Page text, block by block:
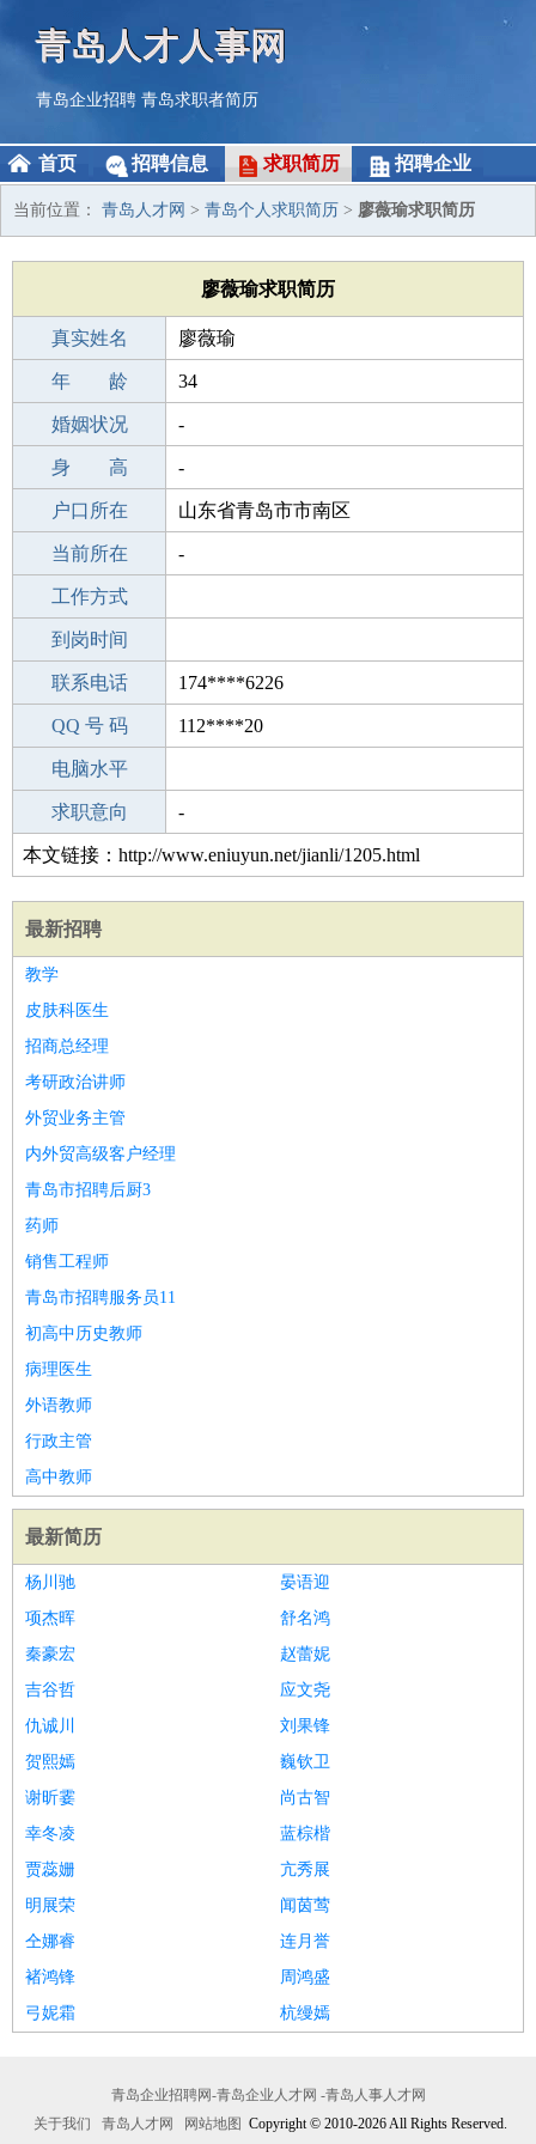
青岛人才人事网
青岛企业招聘 青岛求职者简历
首页 招聘信息 求职简历 招聘企业
当前位置： 青岛人才网 > 青岛个人求职简历 > 廖薇瑜求职简历
廖薇瑜求职简历
真实姓名 廖薇瑜
性 别 女
年 龄 34
出生年月 1992-06-19
婚姻状况 -
学 历 成人教育
身 高 -
毕业学校 泉州海丝教育
户口所在 山东省青岛市市南区
所学专业 -
当前所在 -
工作经验
工作方式
驾 照
到岗时间
期望月薪
联系电话 174****6226
手机号码 174****6226
QQ 号 码 112****20
微信号码
电脑水平
外语水平
求职意向 -
本文链接：http://www.eniuyun.net/jianli/1205.html
最新招聘
教学
皮肤科医生
招商总经理
考研政治讲师
外贸业务主管
内外贸高级客户经理
青岛市招聘后厨3
药师
销售工程师
青岛市招聘服务员11
初高中历史教师
病理医生
外语教师
行政主管
高中教师
最新简历
杨川驰
晏语迎
项杰晖
舒名鸿
秦豪宏
赵蕾妮
吉谷哲
应文尧
仇诚川
刘果锋
贺熙嫣
巍钦卫
谢昕霎
尚古智
幸冬凌
蓝棕楷
贾蕊姗
亢秀展
明展荣
闻茵莺
仝娜睿
连月誉
褚鸿锋
周鸿盛
弓妮霜
杭缦嫣
青岛企业招聘网-青岛企业人才网 -青岛人事人才网
关于我们
青岛人才网 网站地图 Copyright © 2010-2026 All Rights Reserved.